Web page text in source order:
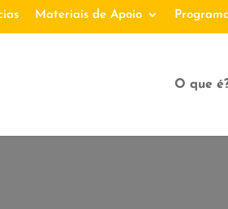
Materiais de Apoio
O que